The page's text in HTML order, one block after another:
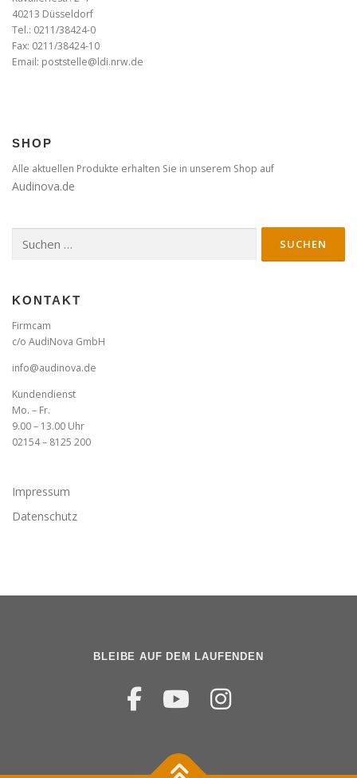
40213 Düsseldorf
Tel.: 0211/38424-0
Fax: 0211/38424-10
Email: poststelle@ldi.nrw.de
SHOP
Alle aktuellen Produkte erhalten Sie in unserem Shop auf
Audinova.de
nach:
KONTAKT
Firmcam
c/o AudiNova GmbH
info@audinova.de
Kundendienst
Mo. – Fr.
9.00 – 13.00 Uhr
02154 – 8125 200
Impressum
Datenschutz
BLEIBE AUF DEM LAUFENDEN